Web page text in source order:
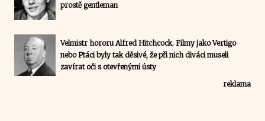
prostě gentleman
Velmistr hororu Alfred Hitchcock. Filmy jako Vertigo
nebo Ptáci byly tak děsivé, že při nich diváci museli
zavírat oči s otevřenými ústy
reklama